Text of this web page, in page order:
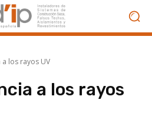
a los rayos UV
a los rayos